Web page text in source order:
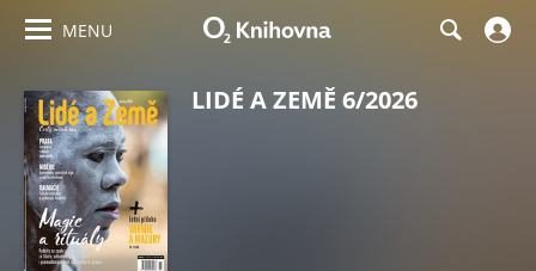
MENU
LIDÉ A ZEMĚ 6/2026